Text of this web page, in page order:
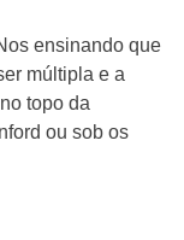
ensinando que
múltipla e a
topo da
ou sob os